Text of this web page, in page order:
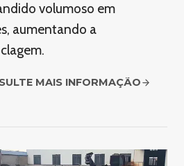
volumoso em
aumentando a
MAIS INFORMAÇÃO